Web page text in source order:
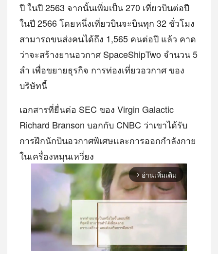
ปี ในปี 2563 จากนั้นเพิ่มเป็น 270 เที่ยวบินต่อปี
ในปี 2566 โดยหนึ่งเที่ยวบินจะบินทุก 32 ชั่วโมง
สามารถขนส่งคนได้ถึง 1,565 คนต่อปี แล้ว คาด
ว่าจะสร้างยานอวกาศ SpaceShipTwo จำนวน 5
ลำ เพื่อขยายธุรกิจ การท่องเที่ยวอวกาศ ของ
บริษัทนี้
เอกสารที่ยื่นต่อ SEC ของ Virgin Galactic
Richard Branson บอกกับ CNBC ว่าเขาได้รับ
การฝึกนักบินอวกาศพิเศษและการออกกำลังกาย
ในเครื่องหมุนเหวี่ยง
arrow_forward_ios อ่านเพิ่มเติม